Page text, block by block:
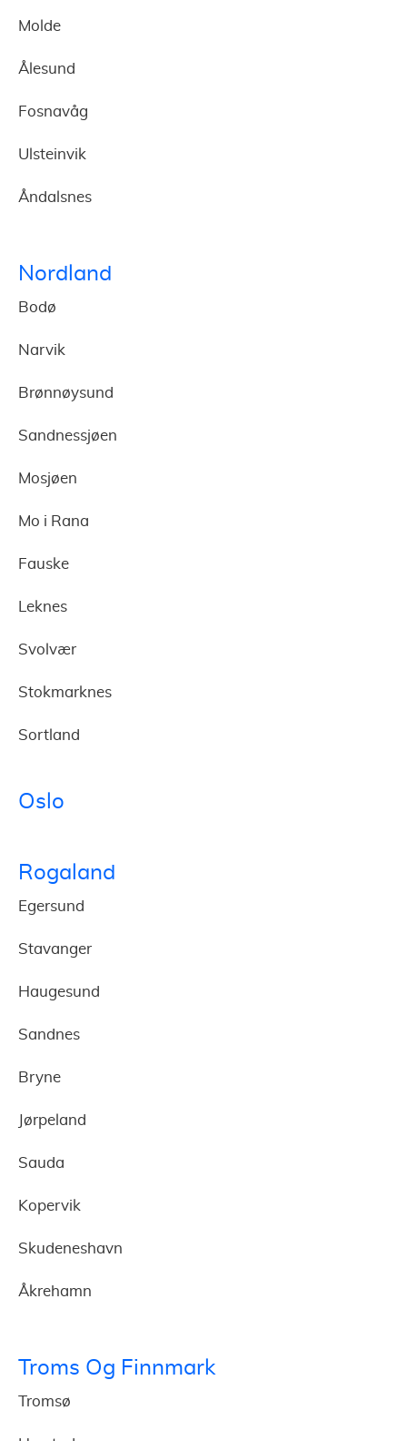
Molde
Ålesund
Fosnavåg
Ulsteinvik
Åndalsnes
Nordland
Bodø
Narvik
Brønnøysund
Sandnessjøen
Mosjøen
Mo i Rana
Fauske
Leknes
Svolvær
Stokmarknes
Sortland
Oslo
Rogaland
Egersund
Stavanger
Haugesund
Sandnes
Bryne
Jørpeland
Sauda
Kopervik
Skudeneshavn
Åkrehamn
Troms Og Finnmark
Tromsø